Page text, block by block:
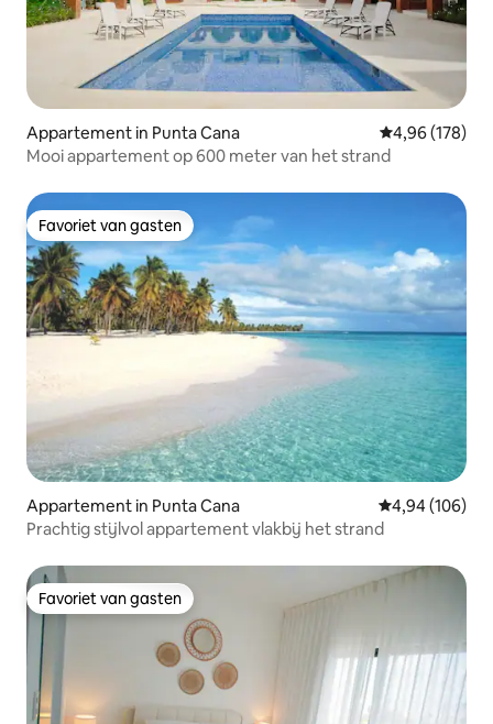
Appartement in Punta Cana Gemiddelde
4,96 (178)
Mooi appartement op 600 meter van het strand
Favoriet van gasten
Favoriet van gasten
Appartement in Punta Cana Gemiddelde
4,94 (106)
Prachtig stijlvol appartement vlakbij het strand
Favoriet van gasten
Favoriet van gasten